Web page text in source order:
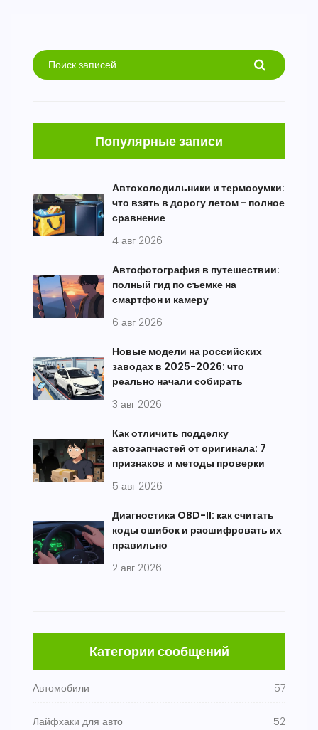
Популярные записи
Автохолодильники и термосумки:
что взять в дорогу летом - полное
сравнение
4 авг 2026
Автофотография в путешествии:
полный гид по съемке на
смартфон и камеру
6 авг 2026
Новые модели на российских
заводах в 2025-2026: что
реально начали собирать
3 авг 2026
Как отличить подделку
автозапчастей от оригинала: 7
признаков и методы проверки
5 авг 2026
Диагностика OBD-II: как считать
коды ошибок и расшифровать их
правильно
2 авг 2026
Категории сообщений
Автомобили 57
Лайфхаки для авто 52